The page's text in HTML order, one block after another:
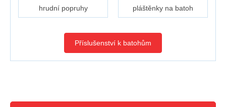
hrudní popruhy pláštěnky na batoh
Příslušenství k batohům